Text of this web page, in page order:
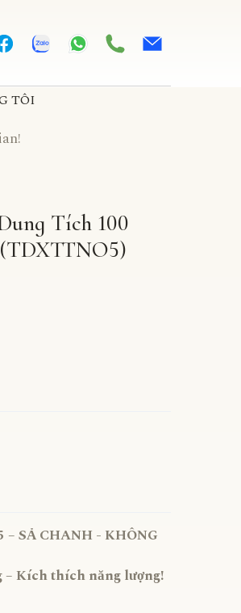
TÔI
Tích 100
(TDXTTNO5)
SẢ CHANH - KHÔNG
– Kích thích năng lượng!